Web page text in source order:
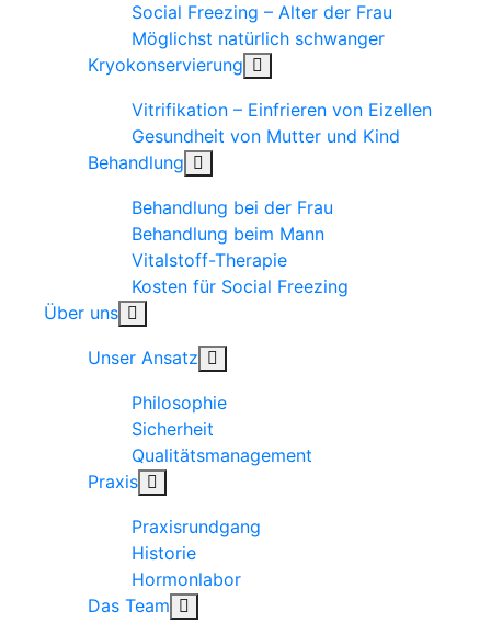
Social Freezing – Alter der Frau
Möglichst natürlich schwanger
Kryokonservierung
Vitrifikation – Einfrieren von Eizellen
Gesundheit von Mutter und Kind
Behandlung
Behandlung bei der Frau
Behandlung beim Mann
Vitalstoff-Therapie
Kosten für Social Freezing
Über uns
Unser Ansatz
Philosophie
Sicherheit
Qualitätsmanagement
Praxis
Praxisrundgang
Historie
Hormonlabor
Das Team